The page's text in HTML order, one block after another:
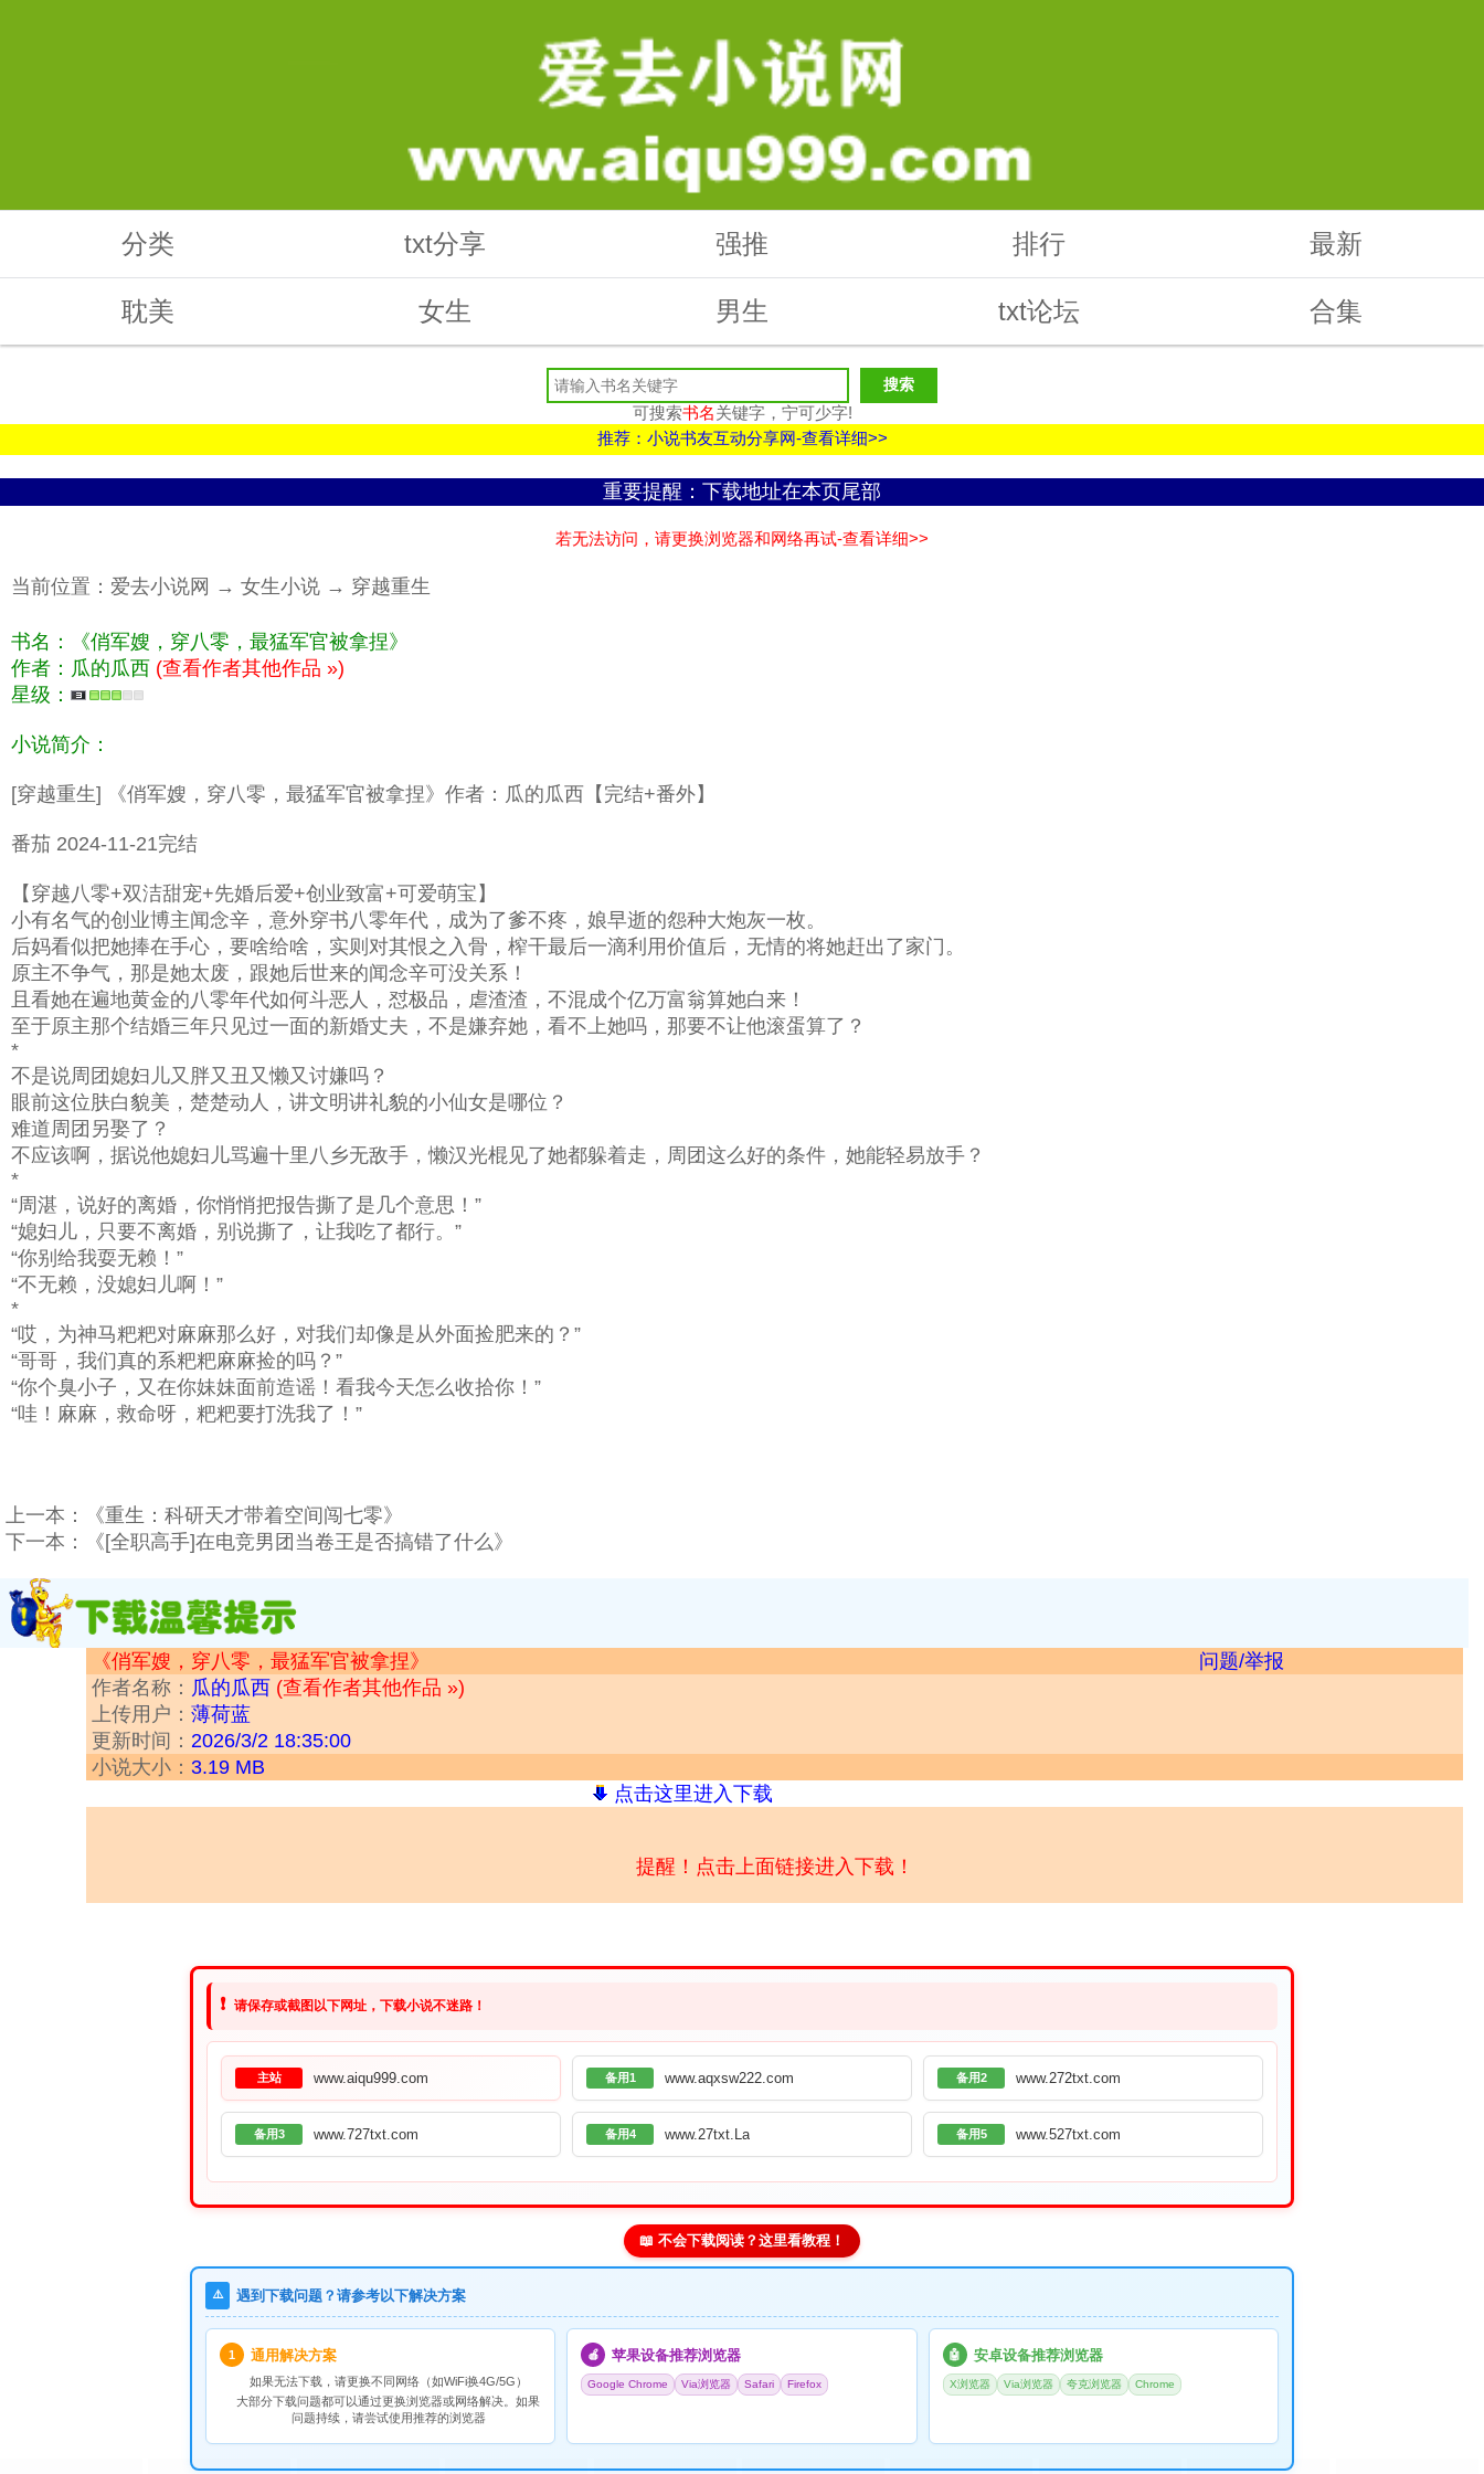
分类 txt分享 强推 排行 最新
耽美 女生 男生 txt论坛 合集
可搜索书名关键字，宁可少字!
推荐：小说书友互动分享网-查看详细>>
重要提醒：下载地址在本页尾部
若无法访问，请更换浏览器和网络再试-查看详细>>
当前位置： 爱去小说网 → 女生小说 → 穿越重生
书名：《俏军嫂，穿八零，最猛军官被拿捏》
作者：瓜的瓜西 (查看作者其他作品 »)
星级：
小说简介：
[穿越重生] 《俏军嫂，穿八零，最猛军官被拿捏》作者：瓜的瓜西【完结+番外】
番茄 2024-11-21完结
【穿越八零+双洁甜宠+先婚后爱+创业致富+可爱萌宝】
小有名气的创业博主闻念辛，意外穿书八零年代，成为了爹不疼，娘早逝的怨种大炮灰一枚。
后妈看似把她捧在手心，要啥给啥，实则对其恨之入骨，榨干最后一滴利用价值后，无情的将她赶出了家门。
原主不争气，那是她太废，跟她后世来的闻念辛可没关系！
且看她在遍地黄金的八零年代如何斗恶人，怼极品，虐渣渣，不混成个亿万富翁算她白来！
至于原主那个结婚三年只见过一面的新婚丈夫，不是嫌弃她，看不上她吗，那要不让他滚蛋算了？
*
不是说周团媳妇儿又胖又丑又懒又讨嫌吗？
眼前这位肤白貌美，楚楚动人，讲文明讲礼貌的小仙女是哪位？
难道周团另娶了？
不应该啊，据说他媳妇儿骂遍十里八乡无敌手，懒汉光棍见了她都躲着走，周团这么好的条件，她能轻易放手？
*
“周湛，说好的离婚，你悄悄把报告撕了是几个意思！”
“媳妇儿，只要不离婚，别说撕了，让我吃了都行。”
“你别给我耍无赖！”
“不无赖，没媳妇儿啊！”
*
“哎，为神马粑粑对麻麻那么好，对我们却像是从外面捡肥来的？”
“哥哥，我们真的系粑粑麻麻捡的吗？”
“你个臭小子，又在你妹妹面前造谣！看我今天怎么收拾你！”
“哇！麻麻，救命呀，粑粑要打洗我了！”
上一本：
《重生：科研天才带着空间闯七零》
下一本：
《[全职高手]在电竞男团当卷王是否搞错了什么》
《俏军嫂，穿八零，最猛军官被拿捏》
问题/举报
作者名称： 瓜的瓜西 (查看作者其他作品 »)
上传用户： 薄荷蓝
更新时间： 2026/3/2 18:35:00
小说大小： 3.19 MB
点击这里进入下载
提醒！点击上面链接进入下载！
❗ 请保存或截图以下网址，下载小说不迷路！
主站 www.aiqu999.com 备用1 www.aqxsw222.com 备用2 www.272txt.com
备用3 www.727txt.com 备用4 www.27txt.La 备用5 www.527txt.com
📖 不会下载阅读？这里看教程！
⚠️ 遇到下载问题？请参考以下解决方案
1 通用解决方案
如果无法下载，请更换不同网络（如WiFi换4G/5G）
大部分下载问题都可以通过更换浏览器或网络解决。如果
问题持续，请尝试使用推荐的浏览器
🍎 苹果设备推荐浏览器
Google Chrome Via浏览器 Safari Firefox
🤖 安卓设备推荐浏览器
X浏览器 Via浏览器 夸克浏览器 Chrome